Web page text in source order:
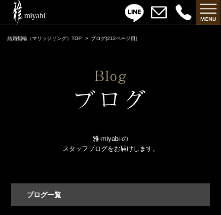
結婚指輪（マリッジリング）TOP ブログ(212ページ目)
雅-miyabi-の
スタッフブログをお届けします。
ブログ一覧